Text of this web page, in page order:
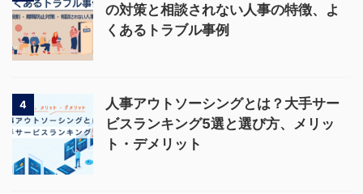
の対策と相談されない人事の特徴、よ
くあるトラブル事例
4
人事アウトソーシングとは？大手サー
ビスランキング5選と選び方、メリッ
ト・デメリット